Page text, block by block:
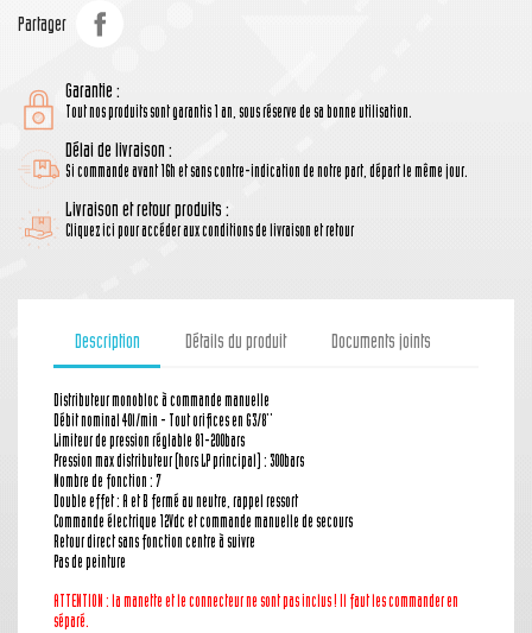
Partager
Garantie :
Tout nos produits sont garantis 1 an, sous réserve de sa bonne utilisation.
Délai de livraison :
Si commande avant 16h et sans contre-indication de notre part, départ le même jour.
Livraison et retour produits :
Cliquez ici pour accéder aux conditions de livraison et retour
Description Détails du produit Documents joints
Distributeur monobloc à commande manuelle
Débit nominal 40l/min - Tout orifices en G3/8''
Limiteur de pression réglable 81-200bars
Pression max distributeur (hors LP principal) : 300bars
Nombre de fonction : 7
Double effet : A et B fermé au neutre, rappel ressort
Commande électrique 12Vdc et commande manuelle de secours
Retour direct sans fonction centre à suivre
Pas de peinture
ATTENTION : la manette et le connecteurne sont pas inclus ! Il faut les commander en
séparé.